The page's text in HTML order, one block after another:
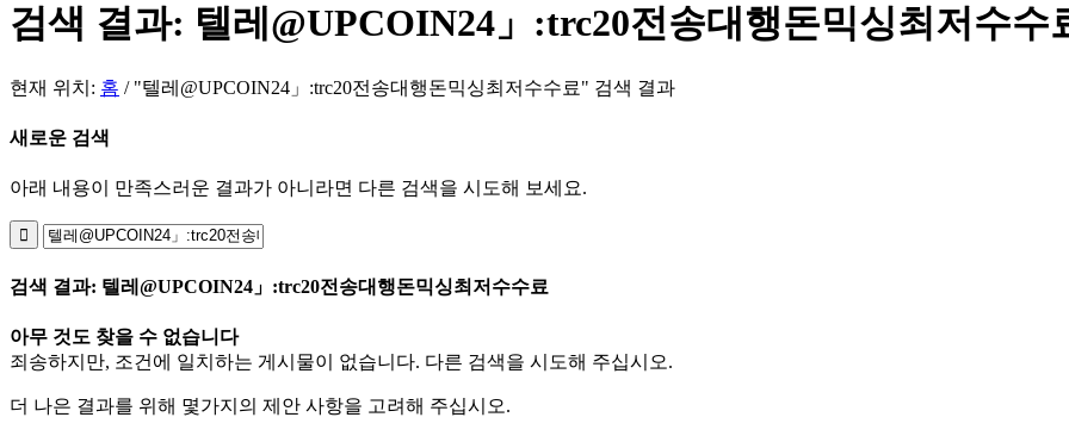
검색 결과: 텔레@UPCOIN24」:trc20전송대행돈믹싱최저수수
현재 위치: 홈 / "텔레@UPCOIN24」:trc20전송대행돈믹싱최저수수료" 검색 결과
새로운 검색
아래 내용이 만족스러운 결과가 아니라면 다른 검색을 시도해 보세요.
검색 결과: 텔레@UPCOIN24」:trc20전송대행돈믹싱최저수수료
아무 것도 찾을 수 없습니다
죄송하지만, 조건에 일치하는 게시물이 없습니다. 다른 검색을 시도해 주십시오.
더 나은 결과를 위해 몇가지의 제안 사항을 고려해 주십시오.